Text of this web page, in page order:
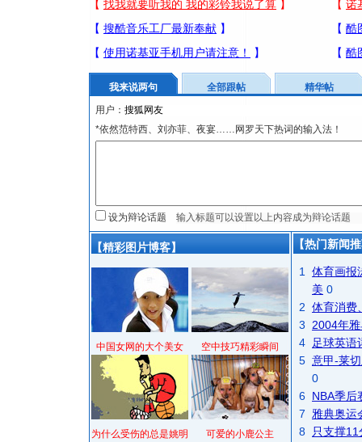
我来说两句 全部跟帖
精华帖
用户：
*依然范特西、刘亦菲、夜宴……网罗天下热词的输入法！
设为辩论话题
【精彩图片博客】
中国女网的大个美女 空中技巧精彩瞬间
为什么受伤的总是姚明 可爱的小鹿公主
【热门新闻
1
体育画报
美 0
2 体育消费
3
2004年
4
足球英语
5 意甲-莱
0
6 NBA季后
7
雅典奥运
8
只支撑